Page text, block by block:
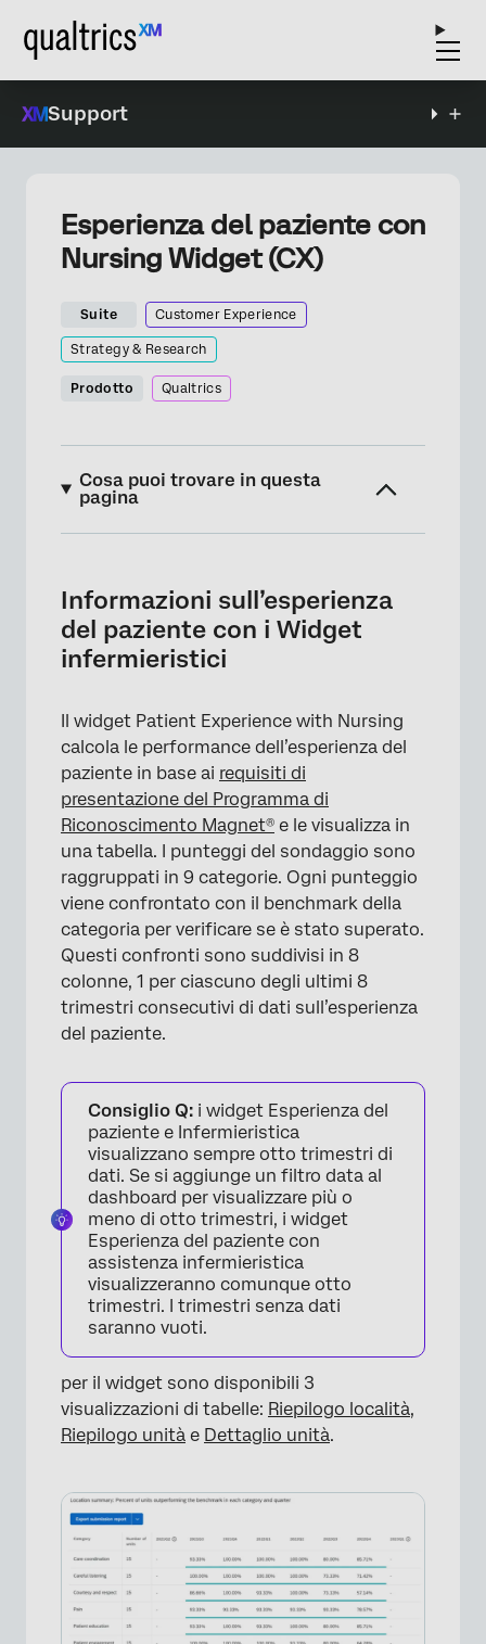
Support
Esperienza del paziente con
Nursing Widget (CX)
Suite Customer Experience
Strategy & Research
Prodotto Qualtrics
Cosa puoi trovare in questa
pagina
L’esperienza del paziente con l’assistenza
infermieristica Vista sintetica
Esperienza del paziente con la vista
dettagliata dell’unità infermieristica
Esportazione del rapporto di presentazione
Esportazione di un file CSV di benchmark
Requisiti del Dashboard
Filtri per la data
Metodologia
Opzioni aggiuntive
Informazioni sull’esperienza
del paziente con i Widget
infermieristici
Il widget Patient Experience with Nursing
calcola le performance dell’esperienza del
paziente in base ai requisiti di
presentazione del Programma di
Riconoscimento Magnet® e le visualizza in
una tabella. I punteggi del sondaggio sono
raggruppati in 9 categorie. Ogni punteggio
viene confrontato con il benchmark della
categoria per verificare se è stato superato.
Questi confronti sono suddivisi in 8
colonne, 1 per ciascuno degli ultimi 8
trimestri consecutivi di dati sull’esperienza
del paziente.
Consiglio Q: i widget Esperienza del
paziente e Infermieristica
visualizzano sempre otto trimestri di
dati. Se si aggiunge un filtro data al
dashboard per visualizzare più o
meno di otto trimestri, i widget
Esperienza del paziente con
assistenza infermieristica
visualizzeranno comunque otto
trimestri. I trimestri senza dati
saranno vuoti.
per il widget sono disponibili 3
visualizzazioni di tabelle: Riepilogo località,
Riepilogo unità e Dettaglio unità.